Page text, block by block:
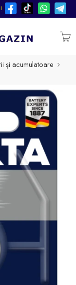
și acumulatoare